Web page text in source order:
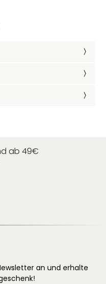
ab 49€
an und erhalte